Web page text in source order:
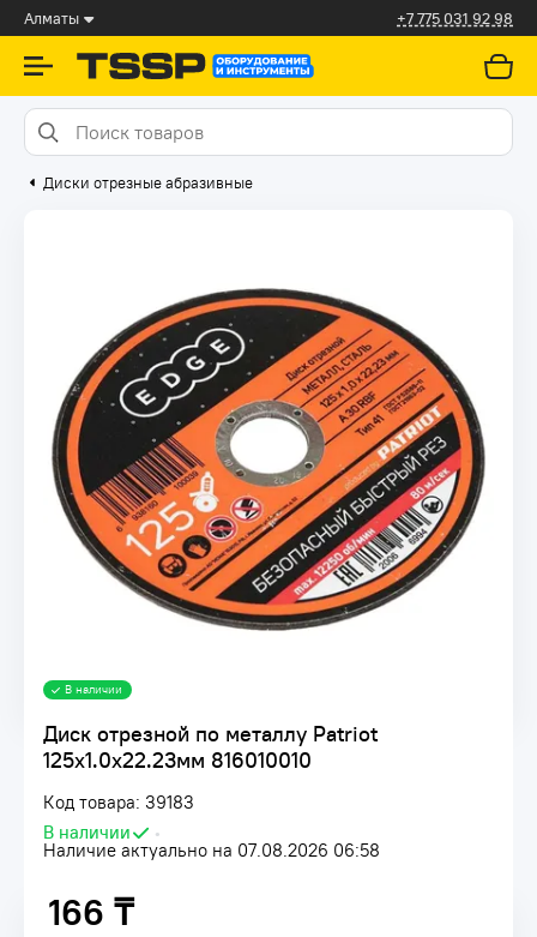
Алматы +7 775 031 92 98
Диски отрезные абразивные
Диск отрезной по металлу Patriot
125х1.0х22.23мм 816010010
Код товара: 39183
В наличии
•
Наличие актуально на 07.08.2026 06:58
В наличии
166 ₸
166 ₸